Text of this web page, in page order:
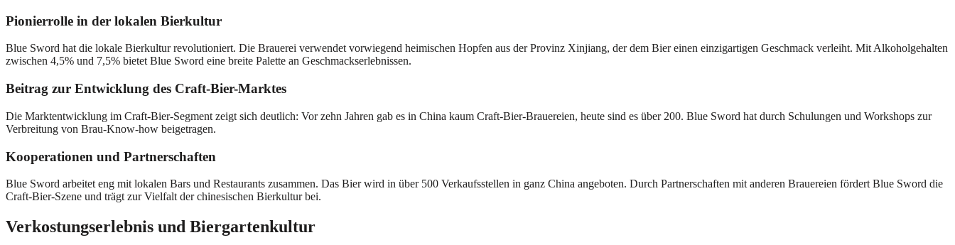
Pionierrolle in der lokalen Bierkultur
Blue Sword hat die lokale Bierkultur revolutioniert. Die Brauerei verwendet vorwiegend heimischen Hopfen aus der Provinz Xinjiang, der dem Bier einen einzigartigen Geschmack verleiht. Mit Alkoholgehalten
zwischen 4,5% und 7,5% bietet Blue Sword eine breite Palette an Geschmackserlebnissen.
Beitrag zur Entwicklung des Craft-Bier-Marktes
Die Marktentwicklung im Craft-Bier-Segment zeigt sich deutlich: Vor zehn Jahren gab es in China kaum Craft-Bier-Brauereien, heute sind es über 200. Blue Sword hat durch Schulungen und Workshops zur
Verbreitung von Brau-Know-how beigetragen.
Kooperationen und Partnerschaften
Blue Sword arbeitet eng mit lokalen Bars und Restaurants zusammen. Das Bier wird in über 500 Verkaufsstellen in ganz China angeboten. Durch Partnerschaften mit anderen Brauereien fördert Blue Sword die
Craft-Bier-Szene und trägt zur Vielfalt der chinesischen Bierkultur bei.
Verkostungserlebnis und Biergartenkultur